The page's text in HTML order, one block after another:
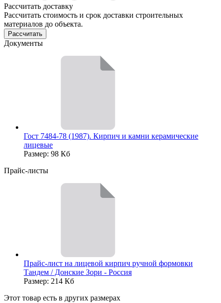
Рассчитать доставку
Рассчитать стоимость и срок доставки строительных
материалов до объекта.
Рассчитать
Документы
Гост 7484-78 (1987). Кирпич и камни керамические
лицевые
Размер: 98 Кб
Прайс-листы
Прайс-лист на лицевой кирпич ручной формовки
Тандем / Донские Зори - Россия
Размер: 214 Кб
Этот товар есть в других размерах